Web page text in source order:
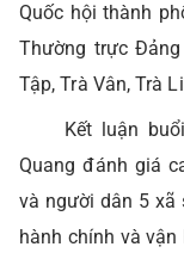
Quốc hội thành
Thường trực Đảng
Tập, Trà Vân, Trà
Kết luận
Quang đánh giá
và người dân 5 xã
hành chính và